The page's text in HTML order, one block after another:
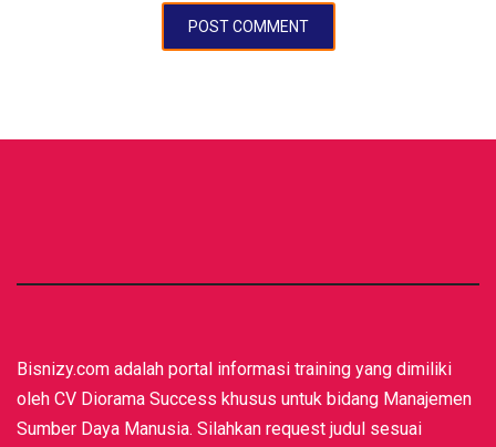
Bisnizy.com adalah portal informasi training yang dimiliki
oleh CV Diorama Success khusus untuk bidang Manajemen
Sumber Daya Manusia. Silahkan request judul sesuai